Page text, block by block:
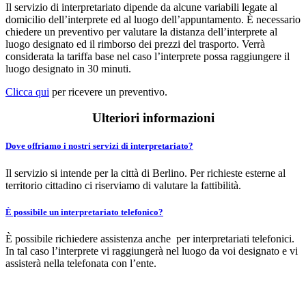
Il servizio di interpretariato dipende da alcune variabili legate al
domicilio dell’interprete ed al luogo dell’appuntamento. È necessario
chiedere un preventivo per valutare la distanza dell’interprete al
luogo designato ed il rimborso dei prezzi del trasporto. Verrà
considerata la tariffa base nel caso l’interprete possa raggiungere il
luogo designato in 30 minuti.
Clicca qui per ricevere un preventivo.
Ulteriori informazioni
Dove offriamo i nostri servizi di interpretariato?
Il servizio si intende per la città di Berlino. Per richieste esterne al
territorio cittadino ci riserviamo di valutare la fattibilità.
È possibile un interpretariato telefonico?
È possibile richiedere assistenza anche per interpretariati telefonici.
In tal caso l’interprete vi raggiungerà nel luogo da voi designato e vi
assisterà nella telefonata con l’ente.